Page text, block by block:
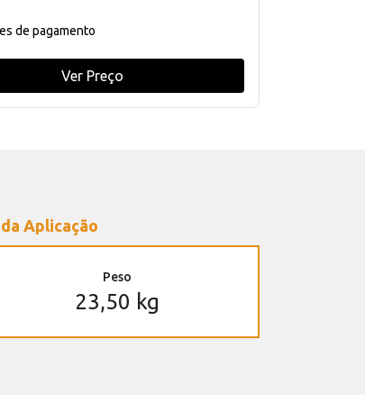
de pagamento
Ver Preço
Aplicação
Peso
23,50 kg